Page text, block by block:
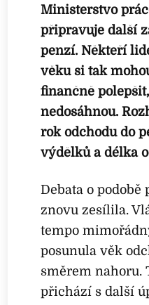
Ministerstvo
připravuje další
penzí. Někteří
věku si tak
finančně
nedosáhnou.
rok odchodu do
výdělků a délka
Debata o
znovu zesílila.
tempo
posunula věk
směrem nahoru.
přichází s další